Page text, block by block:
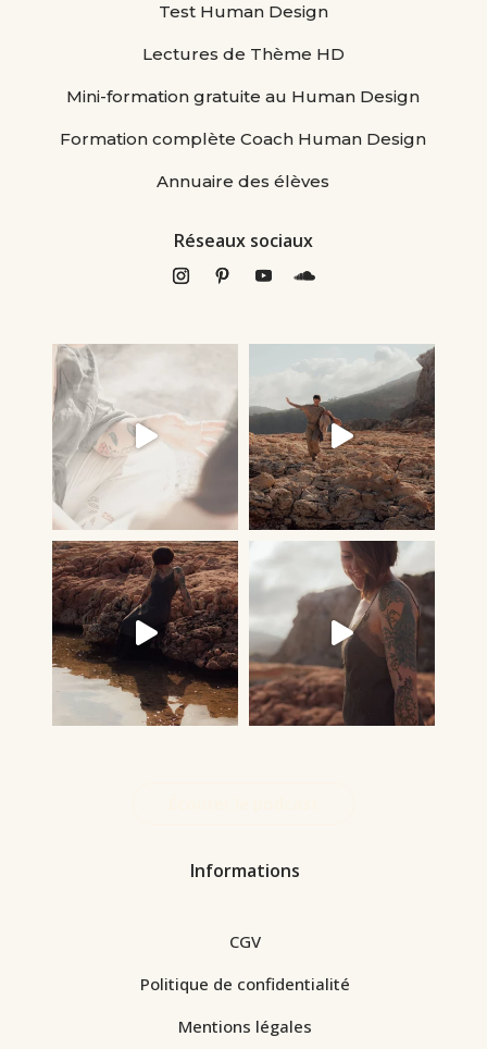
Test Human Design
Lectures de Thème HD
Mini-formation gratuite au Human Design
Formation complète Coach Human Design
Annuaire des élèves
Réseaux sociaux
Informations
CGV
Politique de confidentialité
Mentions légales